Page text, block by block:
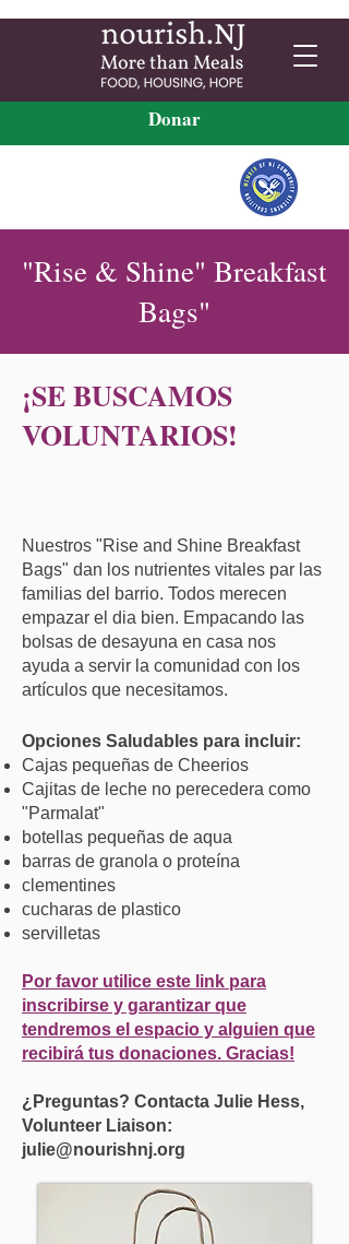
Donar
"Rise & Shine" Breakfast
Bags"
¡SE BUSCAMOS
VOLUNTARIOS!
Nuestros "Rise and Shine Breakfast
Bags" dan los nutrientes vitales par las
familias del barrio. Todos merecen
empazar el dia bien. Empacando las
bolsas de desayuna en casa nos
ayuda a servir la comunidad con los
artículos que necesitamos.
Opciones Saludables para incluir:
Cajas pequeñas de Cheerios
Cajitas de leche no perecedera como
"Parmalat"
botellas pequeñas de aqua
barras de granola o proteína
clementines
cucharas de plastico
servilletas
Por favor utilice este link para
inscribirse y garantizar que
tendremos el espacio y alguien que
recibirá tus donaciones. Gracias!
¿Preguntas? Contacta Julie Hess,
Volunteer Liaison:
julie@nourishnj.org